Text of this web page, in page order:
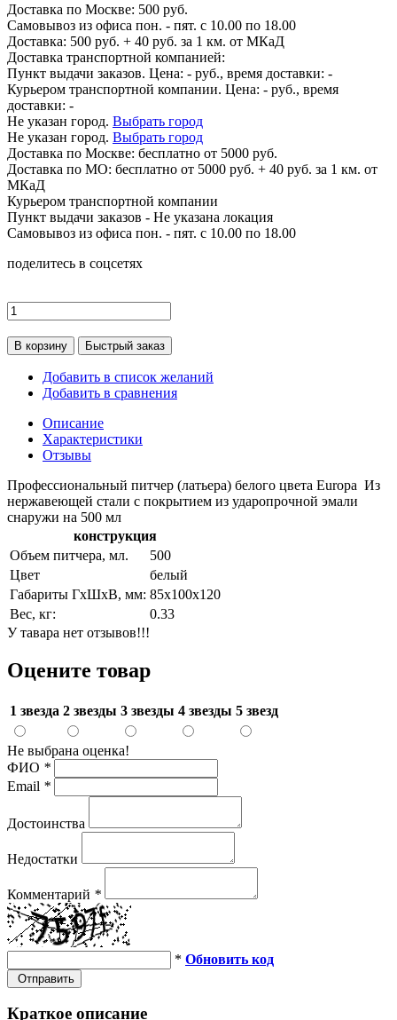
Доставка по Москве: 500 руб.
Самовывоз из офиса пон. - пят. с 10.00 по 18.00
Доставка: 500 руб. + 40 руб. за 1 км. от МКаД
Доставка транспортной компанией:
Пункт выдачи заказов. Цена: - руб., время доставки: -
Курьером транспортной компании. Цена: - руб., время
доставки: -
Не указан город. Выбрать город
Не указан город. Выбрать город
Доставка по Москве: бесплатно от 5000 руб.
Доставка по МО: бесплатно от 5000 руб. + 40 руб. за 1 км. от
МКаД
Курьером транспортной компании
Пункт выдачи заказов - Не указана локация
Самовывоз из офиса пон. - пят. с 10.00 по 18.00
поделитесь в соцсетях
В корзину Быстрый заказ
Добавить в список желаний
Добавить в сравнения
Описание
Характеристики
Отзывы
Профессиональный питчер (латьера) белого цвета Europa Из
нержавеющей стали с покрытием из ударопрочной эмали
снаружи на 500 мл
конструкция
Объем питчера, мл.
500
Цвет
белый
Габариты ГхШхВ, мм: 85х100х120
Вес, кг:
0.33
У тавара нет отзывов!!!
Оцените товар
1 звезда 2 звезды 3 звезды 4 звезды 5 звезд
Не выбрана оценка!
ФИО *
Email *
Достоинства
Недостатки
Комментарий *
* Обновить код
Отправить
Краткое описание